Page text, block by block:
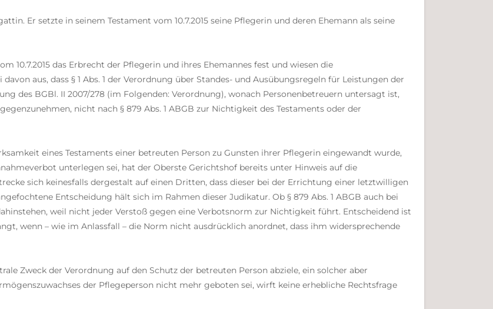
Er setzte in seinem Testament vom 10.7.2015 seine Pflegerin und deren Ehemann als seine
10.7.2015 das Erbrecht der Pflegerin und ihres Ehemannes fest und wiesen die
aus, dass § 1 Abs. 1 der Verordnung über Standes- und Ausübungsregeln für Leistungen der
des BGBl. II 2007/278 (im Folgenden: Verordnung), wonach Personenbetreuern untersagt ist,
nicht nach § 879 Abs. 1 ABGB zur Nichtigkeit des Testaments oder der
eines Testaments einer betreuten Person zu Gunsten ihrer Pflegerin eingewandt wurde,
unterlegen sei, hat der Oberste Gerichtshof bereits unter Hinweis auf die
sich keinesfalls dergestalt auf einen Dritten, dass dieser bei der Errichtung einer letztwilligen
Entscheidung hält sich im Rahmen dieser Judikatur. Ob § 879 Abs. 1 ABGB auch bei
weil nicht jeder Verstoß gegen eine Verbotsnorm zur Nichtigkeit führt. Entscheidend ist
wenn – wie im Anlassfall – die Norm nicht ausdrücklich anordnet, dass ihm widersprechende
Zweck der Verordnung auf den Schutz der betreuten Person abziele, ein solcher aber
der Pflegeperson nicht mehr geboten sei, wirft keine erhebliche Rechtsfrage